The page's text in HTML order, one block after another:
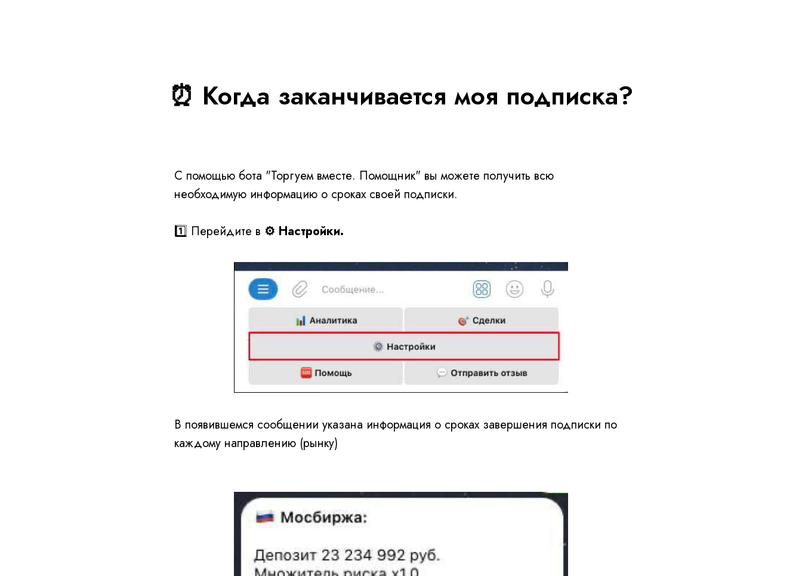
⏰ Когда заканчивается моя подписка?
С помощью бота "Торгуем вместе. Помощник" вы можете получить всю
необходимую информацию о сроках своей подписки.
1️⃣ Перейдите в ⚙️ Настройки.
В появившемся сообщении указана информация о сроках завершения подписки по
каждому направлению (рынку)